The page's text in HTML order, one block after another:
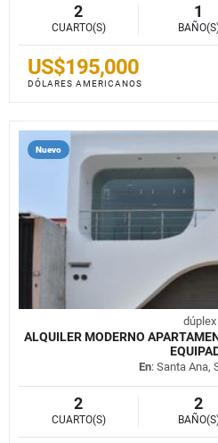
2
CUARTO(S)
1
US$195,000
DÓLARES AMERICANOS
Nuevo
dúplex
ALQUILER MODERNO
En: Santa Ana,
2
CUARTO(S)
2